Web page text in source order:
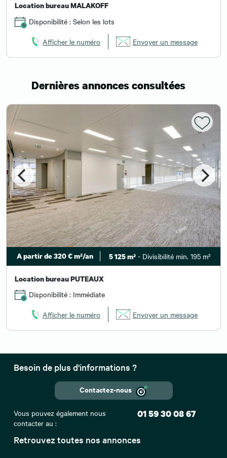
Location bureau MALAKOFF
Disponibilité : Selon les lots
Afficher le numéro Envoyer un message
Dernières annonces consultées
A partir de 320 € m²/an 5 125 m²- Divisibilité min. 195 m²
Location bureau PUTEAUX
Disponibilité : Immédiate
Afficher le numéro Envoyer un message
Retrouvez toutes nos annonces
Besoin de plus d'informations ?
Contactez-nous
Vous pouvez également nous
contacter au :
01 59 30 08 67